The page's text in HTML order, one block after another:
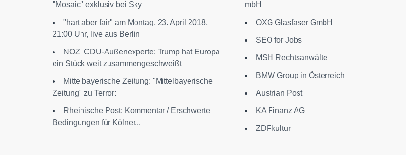
"Mosaic" exklusiv bei Sky
"hart aber fair" am Montag, 23. April 2018,
21:00 Uhr, live aus Berlin
NOZ: CDU-Außenexperte: Trump hat Europa
ein Stück weit zusammengeschweißt
Mittelbayerische Zeitung: "Mittelbayerische
Zeitung" zu Terror:
Rheinische Post: Kommentar / Erschwerte
Bedingungen für Kölner...
mbH
OXG Glasfaser GmbH
SEO for Jobs
MSH Rechtsanwälte
BMW Group in Österreich
Austrian Post
KA Finanz AG
ZDFkultur